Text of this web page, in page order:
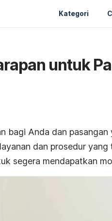
Kategori
untuk
bagi Anda dan pasangan
dan prosedur yang
segera mendapatkan